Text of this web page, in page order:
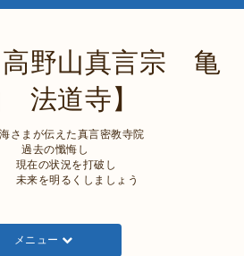
野山真言宗 亀
法道寺】
さまが伝えた真言密教寺院
過去の懺悔し
の状況を打破し
明るくしましょう
メニュー